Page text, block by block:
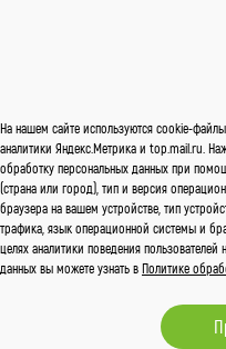
На нашем сайте используются cookie-
аналитики Яндекс.Метрика и top.mail.ru.
обработку персональных данных при
(страна или город), тип и версия
браузера на вашем устройстве, тип
трафика, язык операционной системы и
целях аналитики поведения
данных вы можете узнать в Политике